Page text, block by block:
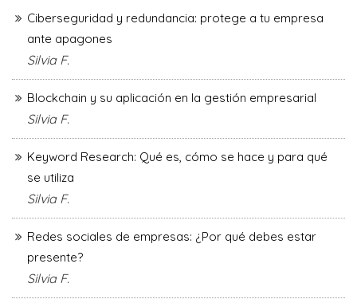
Ciberseguridad y redundancia: protege a tu empresa
ante apagones
Silvia F.
Blockchain y su aplicación en la gestión empresarial
Silvia F.
Keyword Research: Qué es, cómo se hace y para qué
se utiliza
Silvia F.
Redes sociales de empresas: ¿Por qué debes estar
presente?
Silvia F.